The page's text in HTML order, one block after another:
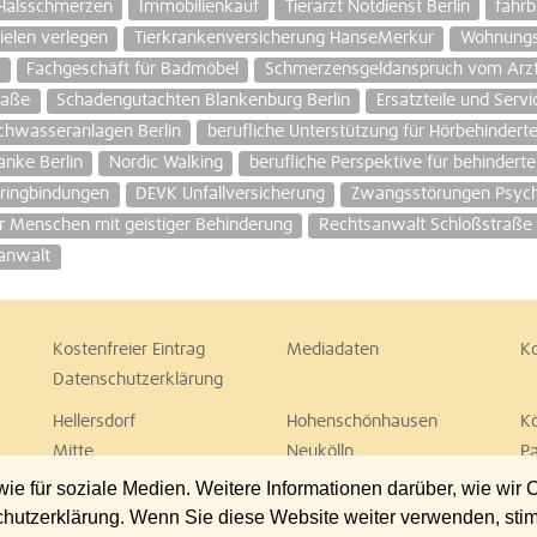
für soziale Medien. Weitere Informationen darüber, wie wir
Wenn Sie diese Website weiter verwenden,
Immobilienkauf Tierarzt Notdienst Berlin
verlegen Tierkrankenversicherung HanseMerkur
Fachgeschäft für Badmöbel Schmerzensgeldanspruch vom
Schadengutachten Blankenburg Berlin Ersatzteile und
Berlin berufliche Unterstützung für Hörbehinderte
Berlin Nordic Walking berufliche Perspektive für
DEVK Unfallversicherung Zwangsstörungen
Menschen mit geistiger Behinderung Rechtsanwalt Schloßstraße
Kostenfreier Eintrag Mediadaten
Datenschutzerklärung
Hellersdorf Hohenschönhausen
Mitte Neukölln
Spandau Steglitz
Wedding Weißensee